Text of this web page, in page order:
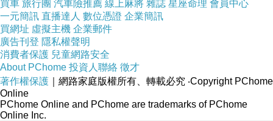
買車 旅行團 汽車險推薦 線上麻將 雜誌 星座命理 會員中心
一元簡訊 直播達人 數位憑證 企業簡訊
買網址 虛擬主機 企業郵件
廣告刊登 隱私權聲明
消費者保護 兒童網路安全
About PChome 投資人聯絡 徵才
著作權保護 ｜網路家庭版權所有、轉載必究 ‧Copyright PChome
Online
PChome Online and PChome are trademarks of PChome
Online Inc.